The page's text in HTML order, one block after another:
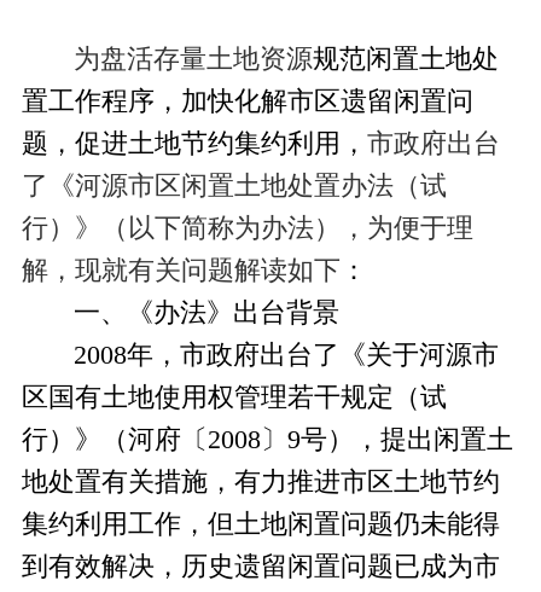
为盘活存量土地资源规范闲置土地处
置工作程序，加快化解市区遗留闲置问
题，促进土地节约集约利用， 市政府出台
了《河源市区闲置土地处置办法（试
行）》（以下简称为办法），为便于理
解，现就有关问题解读如下 ：
一、《办法》出台背景
2008年，市政府出台了《关于河源市
区国有土地使用权管理若干规定（试
行）》（河府〔 2008〕 9号），提出闲置土
地处置有关措施，有力推进市区土地节约
集约利用工作，但土地闲置问题仍未能得
到有效解决，历史遗留闲置问题已成为市